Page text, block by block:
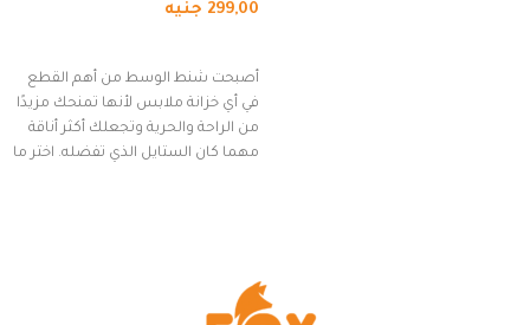
(رمادي)
299,00 جنيه
أصبحت شنط الوسط من أهم القطع
في أي خزانة ملابس لأنها تمنحك مزيدًا
من الراحة والحرية وتجعلك أكثر أناقة
مهما كان الستايل الذي تفضله. اختر ما